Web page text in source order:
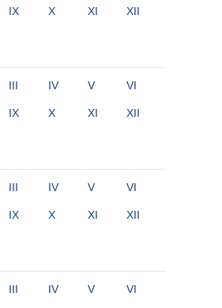
IX X XI XII
III IV V VI
IX X XI XII
III IV V VI
IX X XI XII
III IV V VI